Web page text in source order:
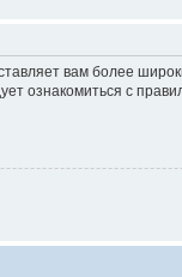
вам более
ознакомиться с